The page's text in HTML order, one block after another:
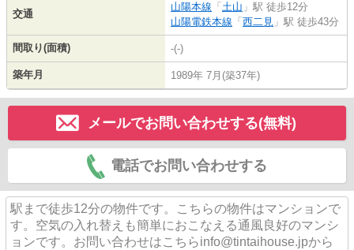
交通
山陽本線 「 土山 」駅 徒歩12分
山陽電鉄本線 「 西二見 」駅 徒歩43分
間取り(面積) -(-)
築年月 1989年 7月(築37年)
メールでお問い合わせする(無料)
電話でお問い合わせする
駅まで徒歩12分の物件です。こちらの物件はマンションで
す。空気の入れ替えも簡単におこなえる通風良好のマンシ
ョンです。お問い合わせはこちらinfo@tintaihouse.jpから